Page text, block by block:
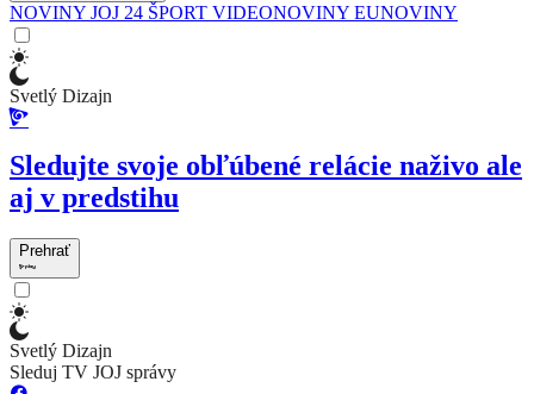
NOVINY JOJ 24 ŠPORT VIDEONOVINY EUNOVINY
Svetlý Dizajn
Sledujte svoje obľúbené relácie naživo ale
aj v predstihu
Prehrať
Svetlý Dizajn
Sleduj TV JOJ správy